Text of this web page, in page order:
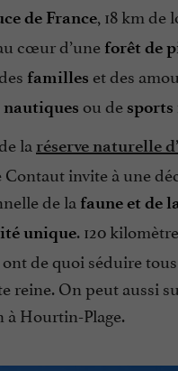
de France, 18 km de
cœur d’une forêt de
familles et des
nautiques ou de
la réserve naturelle
Contaut invite à une
de la faune et de
unique. 120
de quoi séduire
reine. On peut aussi
à Hourtin-Plage.